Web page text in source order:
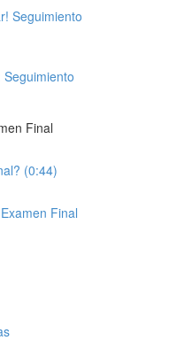
Seguimiento
Final
(0:44)
Final